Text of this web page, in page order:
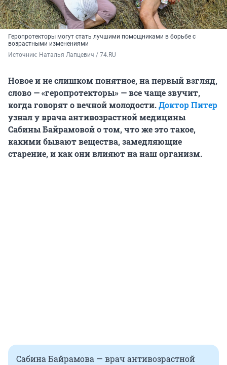
Геропротекторы могут стать лучшими помощниками в борьбе с
возрастными изменениями
Источник: Наталья Лапцевич / 74.RU
Новое и не слишком понятное, на первый взгляд,
слово — «геропротекторы» — все чаще звучит,
когда говорят о вечной молодости.Доктор Питер
узнал у врача антивозрастной медицины
Сабины Байрамовой о том, что же это такое,
какими бывают вещества, замедляющие
старение, и как они влияют на наш организм.
Сабина Байрамова — врач антивозрастной